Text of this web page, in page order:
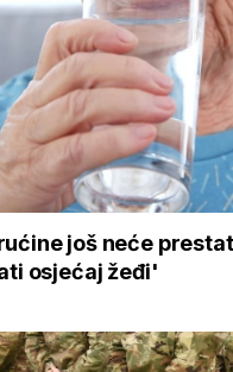
još neće
osjećaj žeđi'